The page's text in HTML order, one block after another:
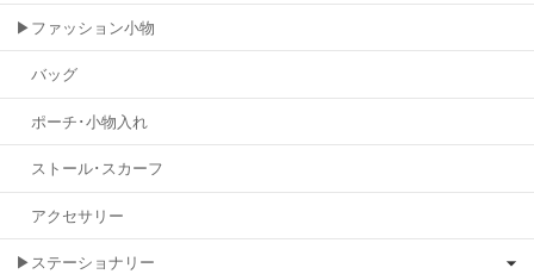
▶ファッション小物
バッグ
ポーチ･小物入れ
ストール･スカーフ
アクセサリー
▶ステーショナリー